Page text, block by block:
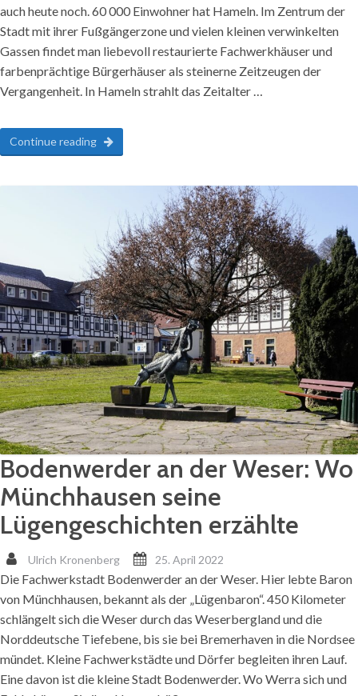
auch heute noch. 60 000 Einwohner hat Hameln. Im Zentrum der
Stadt mit ihrer Fußgängerzone und vielen kleinen verwinkelten
Gassen findet man liebevoll restaurierte Fachwerkhäuser und
farbenprächtige Bürgerhäuser als steinerne Zeitzeugen der
Vergangenheit. In Hameln strahlt das Zeitalter …
Continue reading
Bodenwerder an der Weser: Wo
Münchhausen seine
Lügengeschichten erzählte
Ulrich Kronenberg 25. April 2022
Die Fachwerkstadt Bodenwerder an der Weser. Hier lebte Baron
von Münchhausen, bekannt als der „Lügenbaron“. 450 Kilometer
schlängelt sich die Weser durch das Weserbergland und die
Norddeutsche Tiefebene, bis sie bei Bremerhaven in die Nordsee
mündet. Kleine Fachwerkstädte und Dörfer begleiten ihren Lauf.
Eine davon ist die kleine Stadt Bodenwerder. Wo Werra sich und